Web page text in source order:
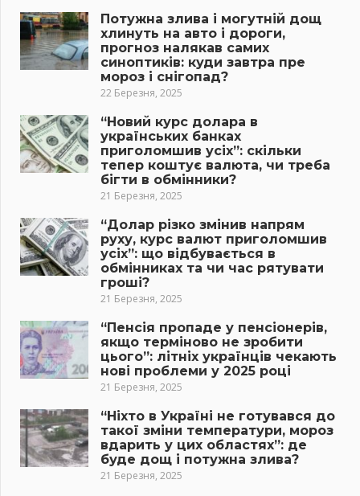
Потужна злива і могутній дощ
хлинуть на авто і дороги,
прогноз налякав самих
синоптиків: куди завтра пре
мороз і снігопад?
22 Березня, 2025
“Новий курс долара в
українських банках
приголомшив усіх”: скільки
тепер коштує валюта, чи треба
бігти в обмінники?
21 Березня, 2025
“Долар різко змінив напрям
руху, курс валют приголомшив
усіх”: що відбувається в
обмінниках та чи час рятувати
гроші?
21 Березня, 2025
“Пенсія пропаде у пенсіонерів,
якщо терміново не зробити
цього”: літніх українців чекають
нові проблеми у 2025 році
21 Березня, 2025
“Ніхто в Україні не готувався до
такої зміни температури, мороз
вдарить у цих областях”: де
буде дощ і потужна злива?
21 Березня, 2025